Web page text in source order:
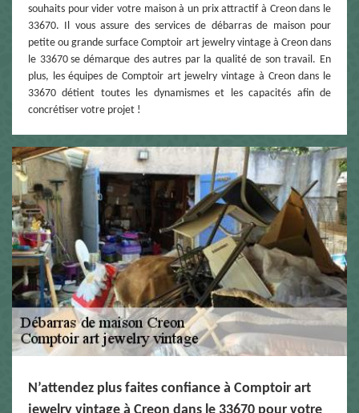
souhaits pour vider votre maison à un prix attractif à Creon dans le
33670. Il vous assure des services de débarras de maison pour
petite ou grande surface Comptoir art jewelry vintage à Creon dans
le 33670 se démarque des autres par la qualité de son travail. En
plus, les équipes de Comptoir art jewelry vintage à Creon dans le
33670 détient toutes les dynamismes et les capacités afin de
concrétiser votre projet !
N’attendez plus faites confiance à Comptoir art